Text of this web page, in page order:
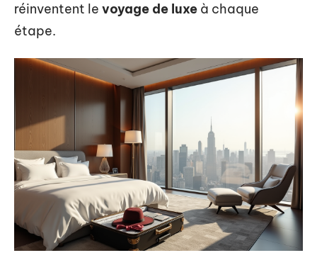
réinventent le voyage de luxe à chaque
étape.